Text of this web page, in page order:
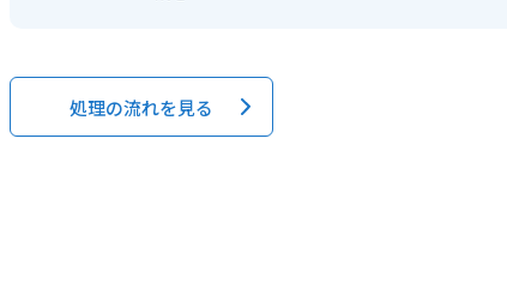
処理の流れを見る